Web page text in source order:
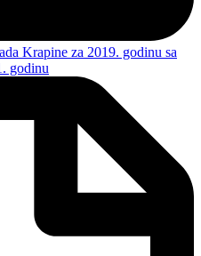
Krapine za 2019. godinu sa
godinu